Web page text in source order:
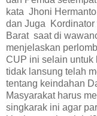
kata Jhoni
dan Juga Kordinator
Barat saat di
menjelaskan
CUP ini selain untuk
tidak lansung telah
tentang keindahan
Masyarakat harus
singkarak ini agar